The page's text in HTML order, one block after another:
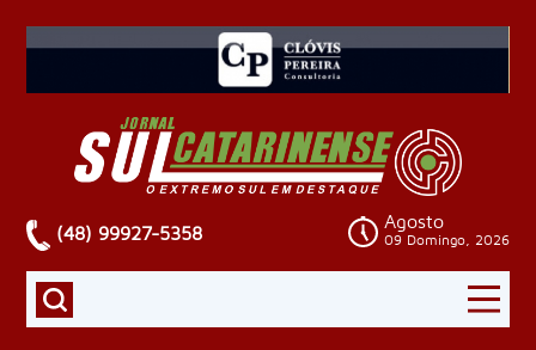
(48) 99927-5358
Agosto
09 Domingo, 2026